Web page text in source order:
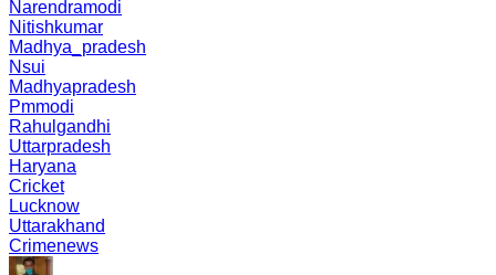
Narendramodi
Nitishkumar
Madhya_pradesh
Nsui
Madhyapradesh
Pmmodi
Rahulgandhi
Uttarpradesh
Haryana
Cricket
Lucknow
Uttarakhand
Crimenews